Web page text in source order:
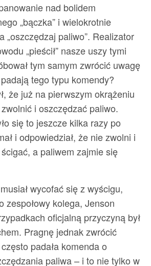
nad bolidem
„bączka” i wielokrotnie
„oszczędzaj paliwo”. Realizator
„pieścił” nasze uszy tymi
tym samym zwrócić uwagę
tego typu komendy?
że już na pierwszym okrążeniu
i oszczędzać paliwo.
się to jeszcze kilka razy po
i odpowiedział, że nie zwolni i
a paliwem zajmie się
wycofać się z wyścigu,
zespołowy kolega, Jenson
oficjalną przyczyną był
Pragnę jednak zwrócić
padała komenda o
paliwa – i to nie tylko w